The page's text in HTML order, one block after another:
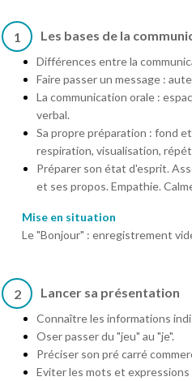
1 Les bases de la
Différences entre la
Faire passer un message :
La communication orale :
verbal.
Sa propre préparation : fond
respiration, visualisation,
Préparer son état d'esprit.
et ses propos. Empathie.
Mise en situation
Le "Bonjour" : enregistrement
2 Lancer sa présentation
Connaître les informations
Oser passer du "jeu" au "je".
Préciser son pré carré
Eviter les mots et expressions